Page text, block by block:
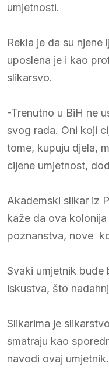
umjetnosti.
Rekla je da su
uposlena je i kao
slikarsvo.
-Trenutno u BiH ne
svog rada. Oni koji
tome, kupuju djela,
cijene umjetnost,
Akademski slikar iz
kaže da ova
poznanstva, nove
Svaki umjetnik bude
iskustva, što
Slikarima je
smatraju kao
navodi ovaj umjetnik.